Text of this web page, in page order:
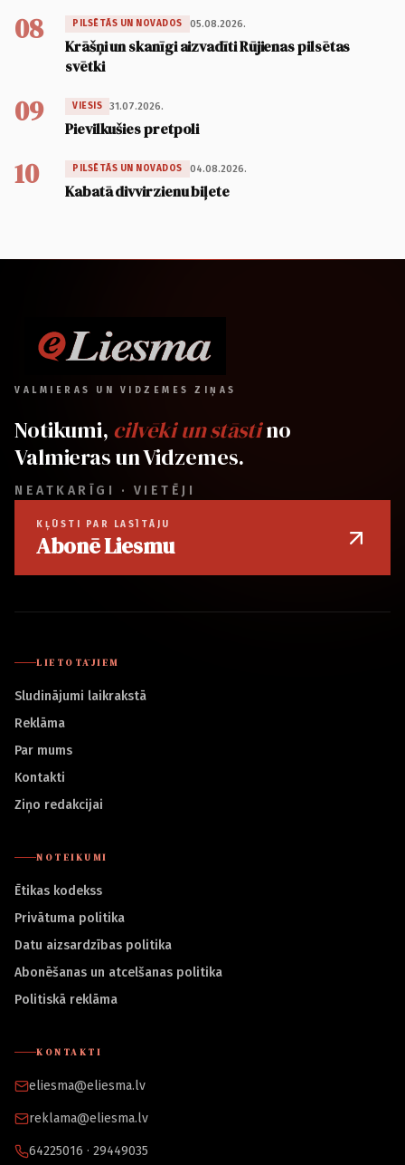
08 PILSĒTĀS UN NOVADOS 05.08.2026.
Krāšņi un skanīgi aizvadīti Rūjienas pilsētas
svētki
09 VIESIS 31.07.2026.
Pievilkušies pretpoli
10 PILSĒTĀS UN NOVADOS 04.08.2026.
Kabatā divvirzienu biļete
VALMIERAS UN VIDZEMES ZIŅAS
Notikumi, cilvēki un stāstino
Valmieras un Vidzemes.
NEATKARĪGI · VIETĒJI
KĻŪSTI PAR LASĪTĀJU
Abonē Liesmu
LIETOTĀJIEM
Sludinājumi laikrakstā
Reklāma
Par mums
Kontakti
Ziņo redakcijai
NOTEIKUMI
Ētikas kodekss
Privātuma politika
Datu aizsardzības politika
Abonēšanas un atcelšanas politika
Politiskā reklāma
KONTAKTI
eliesma@eliesma.lv
reklama@eliesma.lv
64225016 · 29449035